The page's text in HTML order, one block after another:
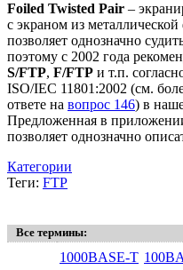
Foiled Twisted Pair –
с экраном из
позволяет однозначно
поэтому с 2002 года
S/FTP, F/FTP и т.п.
ISO/IEC 11801:2002 (см.
ответе на вопрос 146) в
Предложенная в
позволяет однозначно
Категории
Теги: FTP
Все термины:
1000BASE-T